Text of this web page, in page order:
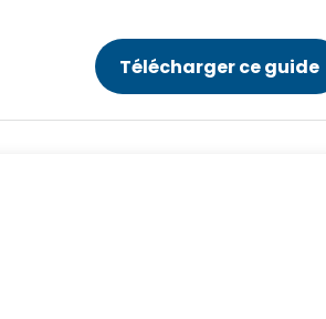
Télécharger ce guide